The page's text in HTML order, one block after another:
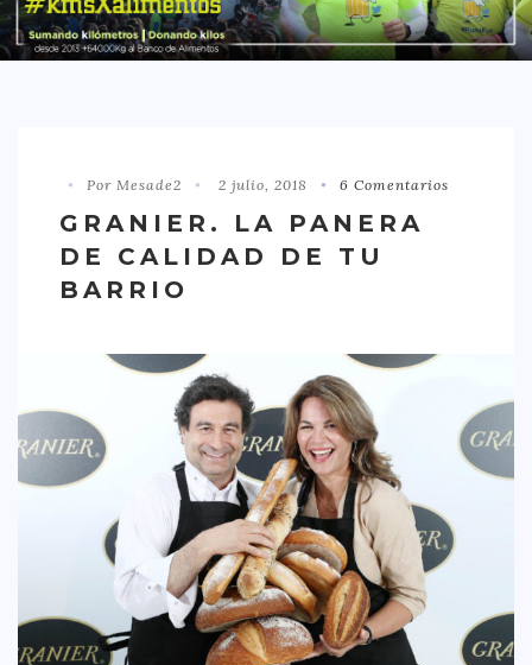
DISTRITO CHAMBERÍ
DISTRITO HORTALEZA
DISTRITO RETIRO
DISTRITO SALAMANCA
DISTRITO TETUÁN
TIPO DE COMIDA
ASIÁTICA
CARNES
CREATIVA
DULCE
FUSIÓN
INDIA
Por Mesade2 2 julio, 2018 6 Comentarios
GRANIER. LA PANERA
DE CALIDAD DE TU
BARRIO